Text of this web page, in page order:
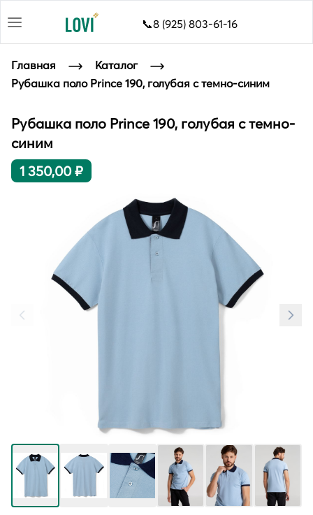
📞8 (925) 803-61-16
Главная
Каталог
Рубашка поло Prince 190, голубая с темно-синим
Рубашка поло Prince 190, голубая с темно-
синим
1 350,00 ₽